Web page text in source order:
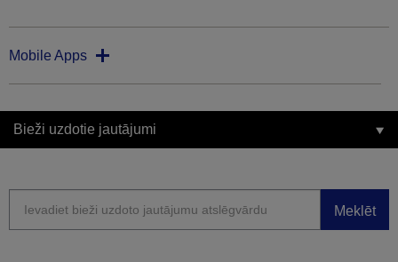
Mobile Apps
Bieži uzdotie jautājumi
Meklēt